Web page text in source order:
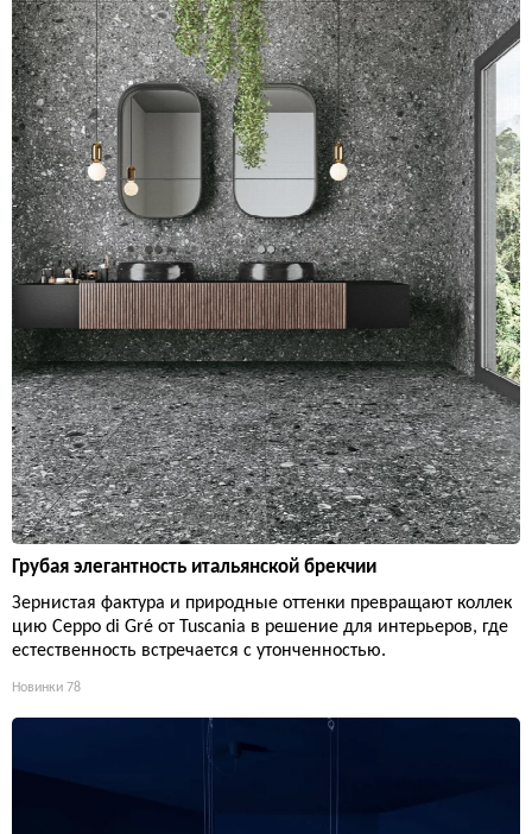
Грубая элегантность итальянской брекчии
Зернистая фактура и природные оттенки превращают коллек
цию Ceppo di Gré от Tuscania в решение для интерьеров, где
естественность встречается с утонченностью.
Новинки 78